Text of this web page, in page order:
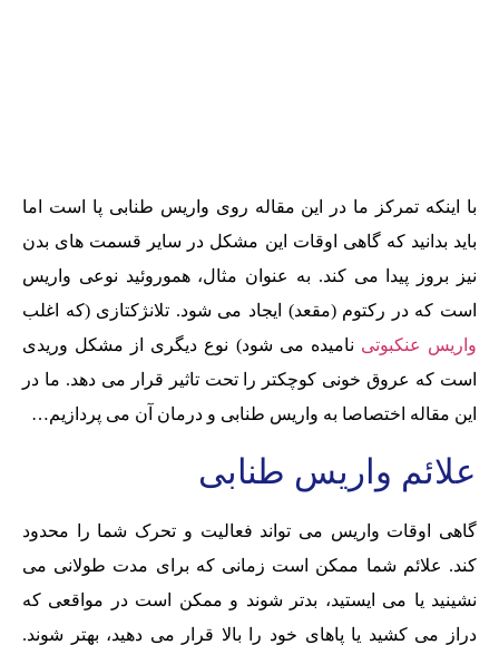
با اینکه تمرکز ما در این مقاله روی واریس طنابی پا است اما
باید بدانید که گاهی اوقات این مشکل در سایر قسمت های بدن
نیز بروز پیدا می کند. به عنوان مثال، هموروئید نوعی واریس
است که در رکتوم (مقعد) ایجاد می شود. تلانژکتازی (که اغلب
واریس عنکبوتی نامیده می شود) نوع دیگری از مشکل وریدی
است که عروق خونی کوچکتر را تحت تاثیر قرار می دهد. ما در
این مقاله اختصاصا به واریس طنابی و درمان آن می پردازیم…
علائم واریس طنابی
گاهی اوقات واریس می تواند فعالیت و تحرک شما را محدود
کند. علائم شما ممکن است زمانی که برای مدت طولانی می
نشینید یا می ایستید، بدتر شوند و ممکن است در مواقعی که
دراز می کشید یا پاهای خود را بالا قرار می دهید، بهتر شوند.